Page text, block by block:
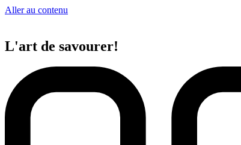
Aller au contenu
L'art de savourer!